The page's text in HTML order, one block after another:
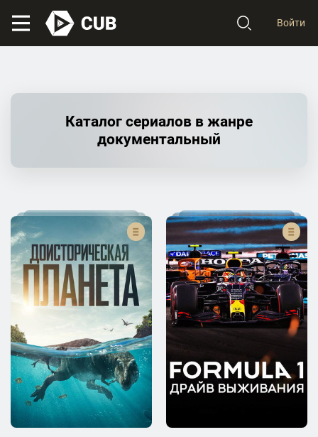
Войти
Каталог сериалов в жанре
документальный